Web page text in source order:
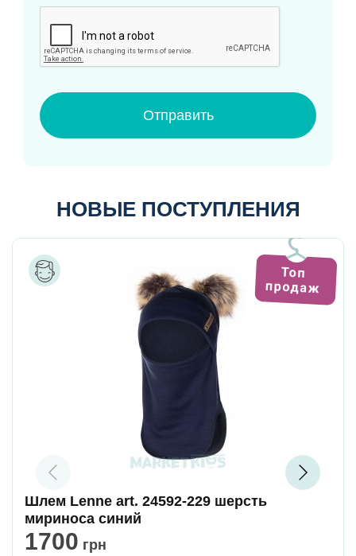
Отправить
НОВЫЕ ПОСТУПЛЕНИЯ
Шлем Lenne art. 24592-229 шерсть
мириноса синий
1700 грн